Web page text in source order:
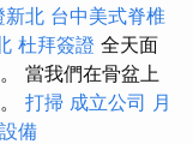
新北 台中美式脊椎
杜拜簽證 全天面
當我們在骨盆上
打掃 成立公司 月
備